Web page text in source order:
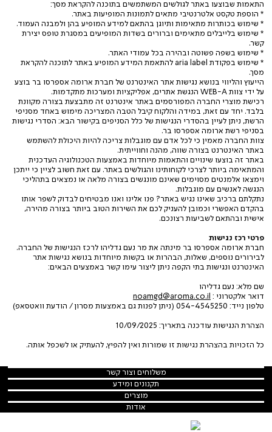
התאמות שבוצעו באתר לגולשים המשתמשים בתוכנה להקראת מסך:
* הוספת טקסט אלטרנטיבי מתאים לתמונות המופיעות באתר.
* שימוש בכותרות מתאימות ותיוגן בהתאם למידע המופיע בהן ולמבנה העמוד.
* שימוש בלייבלים מתאימים וברורים בשדות המופיעים במסגרת טופס יצירת
קשר.
* שימוש בשפה פשוטה ובהירה בכל עמודי האתר.
* שימוש בפקודת aria label להתאמת המידע המופיע באתר לתוכנה להקראת
מסך.
הייעוץ והליווי בנושא נגישות אתר האינטרנט של חברת ארומה אספרסו בר בוצע
על ידי צוות WEB-A הנגשת אתרים, אפליקציות ומערכות מתקדמות.
רכישת מוצרי החברה המפורסמים באתר אינטרנט זה מתבצעת בצורה מקוונת
בלבד. יחד עם זאת, במידה והלקוח קיבל הטבה המצריכה מימוש באחד מסניפי
הרשת, ניתן לעיין בהסדרי הנגישות של כלל הסניפים בקישור הבא: הסדרי נגישות
בסניפי רשת ארומה אספרסו בר.
צוות החברה מאמין כי לכל אדם עם מוגבלות צריכה להיות היכולת להשתמש
באתר האינטרנט בצורה שווה, מהנה וחווייתית.
באתר זה בוצעו שינויים והתאמות מיוחדות באמצעות הטכנולוגיה העדכנית
והמתאימה ביותר לצרכי לקוחותינו והגולשים באתר. עם זאת חשוב לציין כי ייתכן
וימצאו אלמנטים מסוימים שאינם מונגשים בצורה מלאה או נמצאים בתהליכי
הנגשה לאנשים עם מוגבלות.
נתקלתם ברכיב שאינו נגיש באתר? פנו אלינו ואנו מבטיחים לבדוק לשפר אותו
בהקדם האפשרי וכמובן להעניק לכם את השירות הטוב ביותר בצורה מהירה,
אישית ובהתאם לשביעות רצונכם.
פרטי רכז נגישות
חברת ארומה אספרסו בר מינתה את מר נעם גדליהו לרכז הנגישות של החברה.
לבירורים נוספים, שאלות, הבהרות או בקשות מיוחדות בנושא נגישות אתר
האינטרנט ונגישות בתי הקפה ניתן ליצור עימו קשר באמצעים הבאים:
שם מלא: נעם גדליהו
דואר אלקטרוני : noamgd@aroma.co.il
טלפון נייד: 054-4545250 (ניתן לפנות גם באמצעות מסרון / הודעת וואטסאפ)
הצהרת הנגישות עודכנה בתאריך: 10/09/2025
כל הזכויות בהצהרת נגישות זו שמורות ואין להפיץ, להעתיק או לשכפל אותה.
וצור
משלוחים וצור קשר
צור קשר
משלוחים
ומידע
תקנונים ומידע
תקנון
מדיניות הפרטיות
מוצרים
קפסולות
אודות